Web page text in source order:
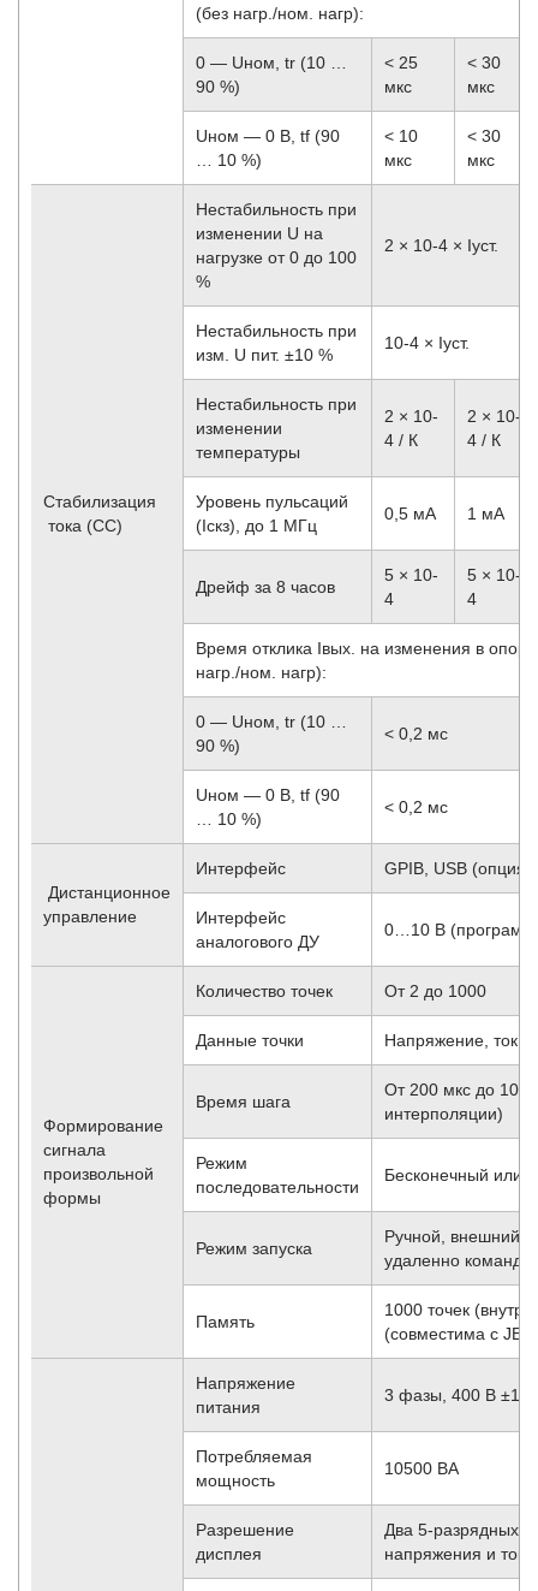
(без нагр./ном. нагр):
0 — Uном, tr (10 …
90 %)
< 25
мкс
< 30
мкс
Uном — 0 В, tf (90
… 10 %)
< 10
мкс
< 30
мкс
Стабилизация
тока (CC)
Нестабильность при
изменении U на
нагрузке от 0 до 100
%
2 × 10-4 × Iуст.
Нестабильность при
изм. U пит. ±10 %
10-4 × Iуст.
Нестабильность при
изменении
температуры
2 × 10-
4 / К
2 × 10-
4 / К
Уровень пульсаций
(Iскз), до 1 МГц
0,5 мА 1 мА
Дрейф за 8 часов
5 × 10-
4
5 × 10-
4
Время отклика Iвых. на изменения в
нагр./ном. нагр):
0 — Uном, tr (10 …
90 %)
< 0,2 мс
Uном — 0 В, tf (90
… 10 %)
< 0,2 мс
Дистанционное
управление
Интерфейс GPIB, USB (опция)
Интерфейс
аналогового ДУ
0…10 В
Формирование
сигнала
произвольной
формы
Количество точек От 2 до 1000
Данные точки Напряжение, ток
Время шага
От 200 мкс до 100
интерполяции)
Режим
последовательности
Бесконечный или
Режим запуска
Ручной, внешний
удаленно
Память
1000 точек
(совместима с
Напряжение
питания
3 фазы, 400 В ±10
Потребляемая
мощность
10500 ВА
Разрешение
дисплея
Два 5-разрядных
напряжения и тока